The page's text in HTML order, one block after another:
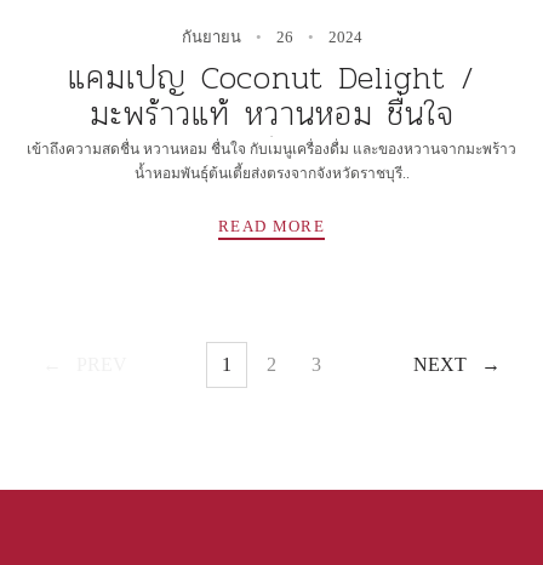
กันยายน 26 2024
แคมเปญ Coconut Delight /
มะพร้าวแท้ หวานหอม ชื่นใจ
✻
เข้าถึงความสดชื่น หวานหอม ชื่นใจ กับเมนูเครื่องดื่ม และของหวานจากมะพร้าว
น้ำหอมพันธุ์ต้นเตี้ยส่งตรงจากจังหวัดราชบุรี..
READ MORE
navigation PAGE
1 PAGE
2 3 NEXT